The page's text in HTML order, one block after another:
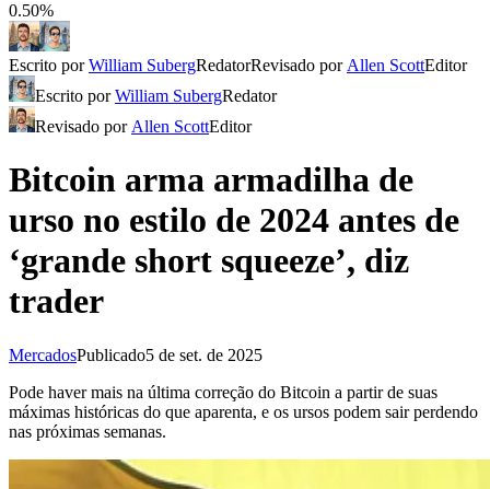
0.50%
Escrito porWilliam SubergRedatorRevisado por Allen ScottEditor
Escrito porWilliam SubergRedator
Revisado por Allen ScottEditor
Bitcoin arma armadilha de
urso no estilo de 2024 antes de
‘grande short squeeze’, diz
trader
MercadosPublicado5 de set. de 2025
Pode haver mais na última correção do Bitcoin a partir de suas
máximas históricas do que aparenta, e os ursos podem sair perdendo
nas próximas semanas.